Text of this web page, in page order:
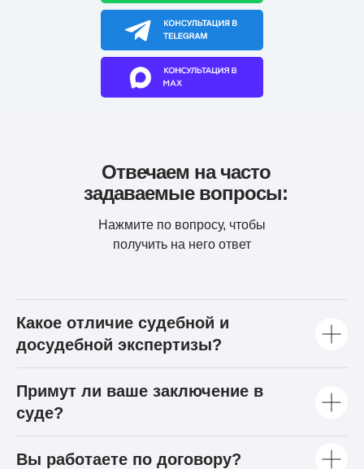
Отвечаем на часто
задаваемые вопросы:
Нажмите по вопросу, чтобы
получить на него ответ
Какое отличие судебной и
досудебной экспертизы?
Примут ли ваше заключение в
суде?
Вы работаете по договору?